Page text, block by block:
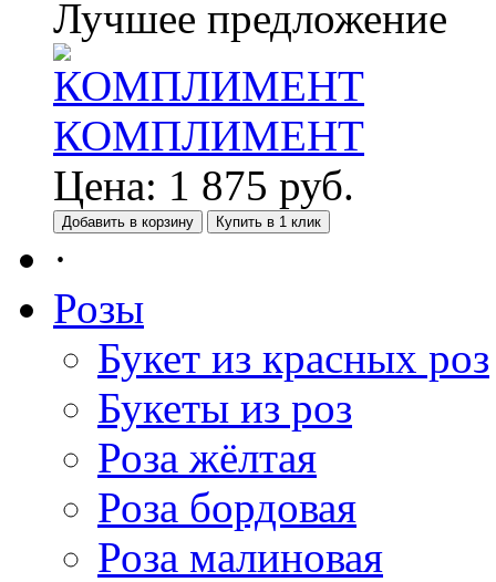
Лучшее предложение
КОМПЛИМЕНТ
Цена: 1 875 руб.
Добавить в корзину Купить в 1 клик
·
Розы
Букет из красных роз
Букеты из роз
Роза жёлтая
Роза бордовая
Роза малиновая